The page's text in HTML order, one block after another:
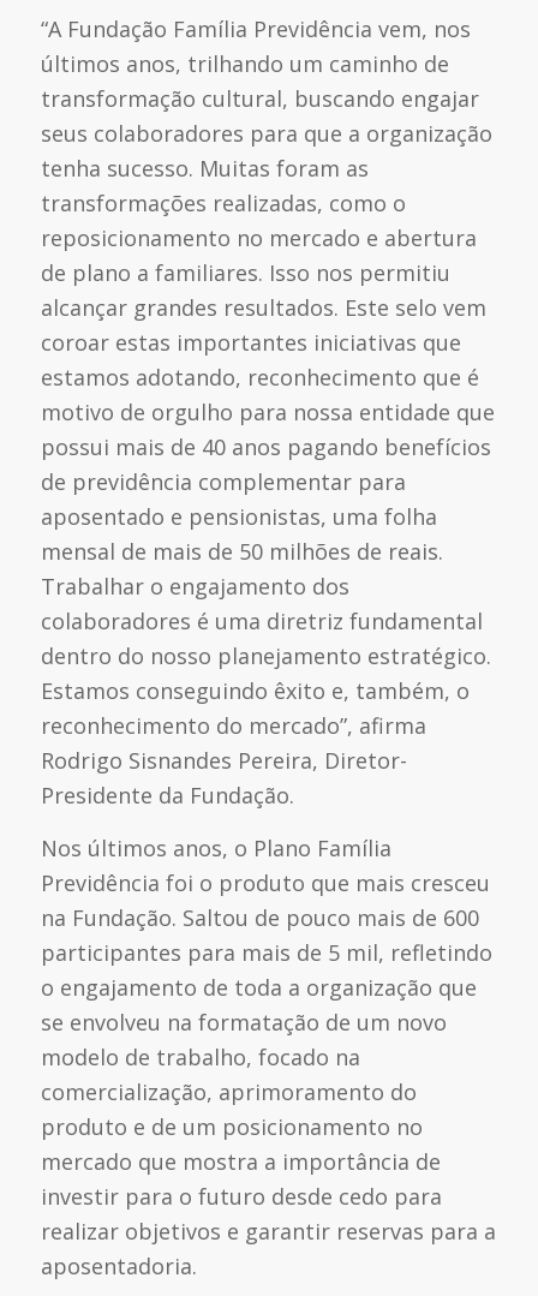
“A Fundação Família Previdência vem, nos
últimos anos, trilhando um caminho de
transformação cultural, buscando engajar
seus colaboradores para que a organização
tenha sucesso. Muitas foram as
transformações realizadas, como o
reposicionamento no mercado e abertura
de plano a familiares. Isso nos permitiu
alcançar grandes resultados. Este selo vem
coroar estas importantes iniciativas que
estamos adotando, reconhecimento que é
motivo de orgulho para nossa entidade que
possui mais de 40 anos pagando benefícios
de previdência complementar para
aposentado e pensionistas, uma folha
mensal de mais de 50 milhões de reais.
Trabalhar o engajamento dos
colaboradores é uma diretriz fundamental
dentro do nosso planejamento estratégico.
Estamos conseguindo êxito e, também, o
reconhecimento do mercado”, afirma
Rodrigo Sisnandes Pereira, Diretor-
Presidente da Fundação.
Nos últimos anos, o Plano Família
Previdência foi o produto que mais cresceu
na Fundação. Saltou de pouco mais de 600
participantes para mais de 5 mil, refletindo
o engajamento de toda a organização que
se envolveu na formatação de um novo
modelo de trabalho, focado na
comercialização, aprimoramento do
produto e de um posicionamento no
mercado que mostra a importância de
investir para o futuro desde cedo para
realizar objetivos e garantir reservas para a
aposentadoria.